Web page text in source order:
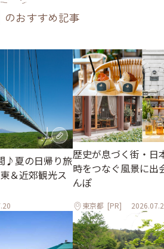
のおすすめ記事
♪夏の日帰り旅
＆近郊観光ス
歴史が息づく街・日
時をつなぐ風景に出
んぽ
東京都 [PR]